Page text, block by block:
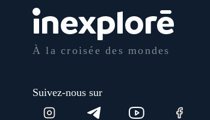
À la croisée des mondes
Suivez-nous sur